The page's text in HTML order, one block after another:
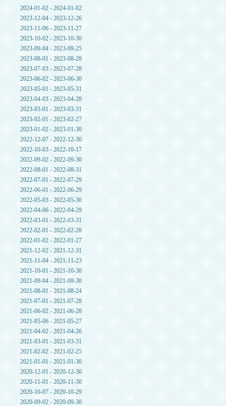
2024-01-02 - 2024-01-02
2023-12-04 - 2023-12-26
2023-11-06 - 2023-11-27
2023-10-02 - 2023-10-30
2023-09-04 - 2023-09-25
2023-08-01 - 2023-08-28
2023-07-03 - 2023-07-28
2023-06-02 - 2023-06-30
2023-05-01 - 2023-05-31
2023-04-03 - 2023-04-28
2023-03-01 - 2023-03-31
2023-02-01 - 2023-02-27
2023-01-02 - 2023-01-30
2022-12-07 - 2022-12-30
2022-10-03 - 2022-10-17
2022-09-02 - 2022-09-30
2022-08-01 - 2022-08-31
2022-07-01 - 2022-07-29
2022-06-01 - 2022-06-29
2022-05-03 - 2022-05-30
2022-04-06 - 2022-04-29
2022-03-01 - 2022-03-31
2022-02-01 - 2022-02-28
2022-01-02 - 2022-01-27
2021-12-02 - 2021-12-31
2021-11-04 - 2021-11-23
2021-10-01 - 2021-10-30
2021-09-04 - 2021-09-30
2021-08-01 - 2021-08-24
2021-07-01 - 2021-07-28
2021-06-02 - 2021-06-28
2021-05-06 - 2021-05-27
2021-04-02 - 2021-04-26
2021-03-01 - 2021-03-31
2021-02-02 - 2021-02-25
2021-01-01 - 2021-01-30
2020-12-01 - 2020-12-30
2020-11-01 - 2020-11-30
2020-10-07 - 2020-10-29
2020-09-02 - 2020-09-30